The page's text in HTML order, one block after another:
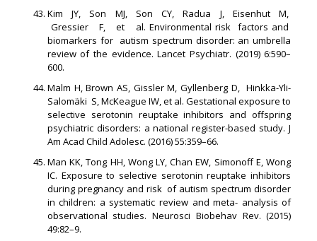
Kim JY, Son MJ, Son CY, Radua J, Eisenhut M,
Gressier F, et al. Environmental risk factors and
biomarkers for autism spectrum disorder: an umbrella
review of the evidence. Lancet Psychiatr. (2019) 6:590–
600.
Malm H, Brown AS, Gissler M, Gyllenberg D, Hinkka-Yli-
Salomäki S, McKeague IW, et al. Gestational exposure to
selective serotonin reuptake inhibitors and offspring
psychiatric disorders: a national register-based study. J
Am Acad Child Adolesc. (2016) 55:359–66.
Man KK, Tong HH, Wong LY, Chan EW, Simonoff E, Wong
IC. Exposure to selective serotonin reuptake inhibitors
during pregnancy and risk of autism spectrum disorder
in children: a systematic review and meta- analysis of
observational studies. Neurosci Biobehav Rev. (2015)
49:82–9.